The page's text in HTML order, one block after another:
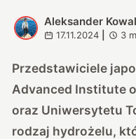
A
Aleksander Kowal
17.11.2024 3
Przedstawiciele
Advanced Institute
oraz Uniwersytetu
rodzaj hydrożelu,